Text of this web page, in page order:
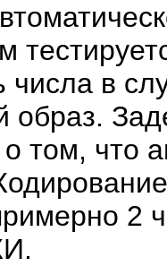
числа в
образ.
том, что
2